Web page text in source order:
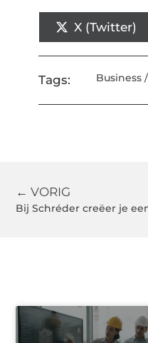
X (Twitter)
Tags: Business
← VORIG
Bij Schréder creëer je